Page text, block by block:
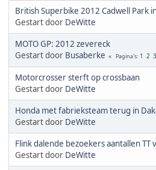
British Superbike 2012 Cadwell Park
Gestart door DeWitte
MOTO GP: 2012 zevereck
Gestart door Busaberke Pagina's 1 2 3
Motorcrosser sterft op crossbaan
Gestart door DeWitte
Honda met fabrieksteam terug in
Gestart door DeWitte
Flink dalende bezoekers aantallen TT
Gestart door DeWitte